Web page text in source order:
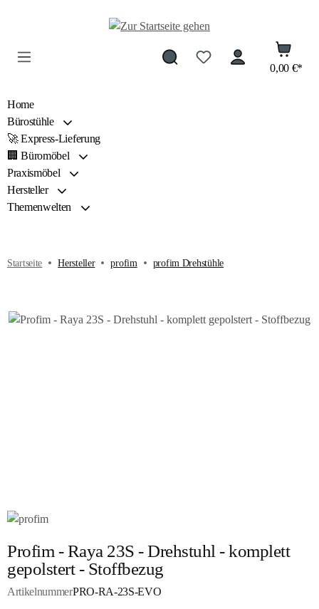
Zum Hauptinhalt springen
0,00 €*
Home
Bürostühle
🚀 Express-Lieferung
🏢 Büromöbel
Praxismöbel
Hersteller
Themenwelten
Startseite Hersteller profim profim Drehstühle
Profim - Raya 23S - Drehstuhl - komplett
gepolstert - Stoffbezug
ArtikelnummerPRO-RA-23S-EVO